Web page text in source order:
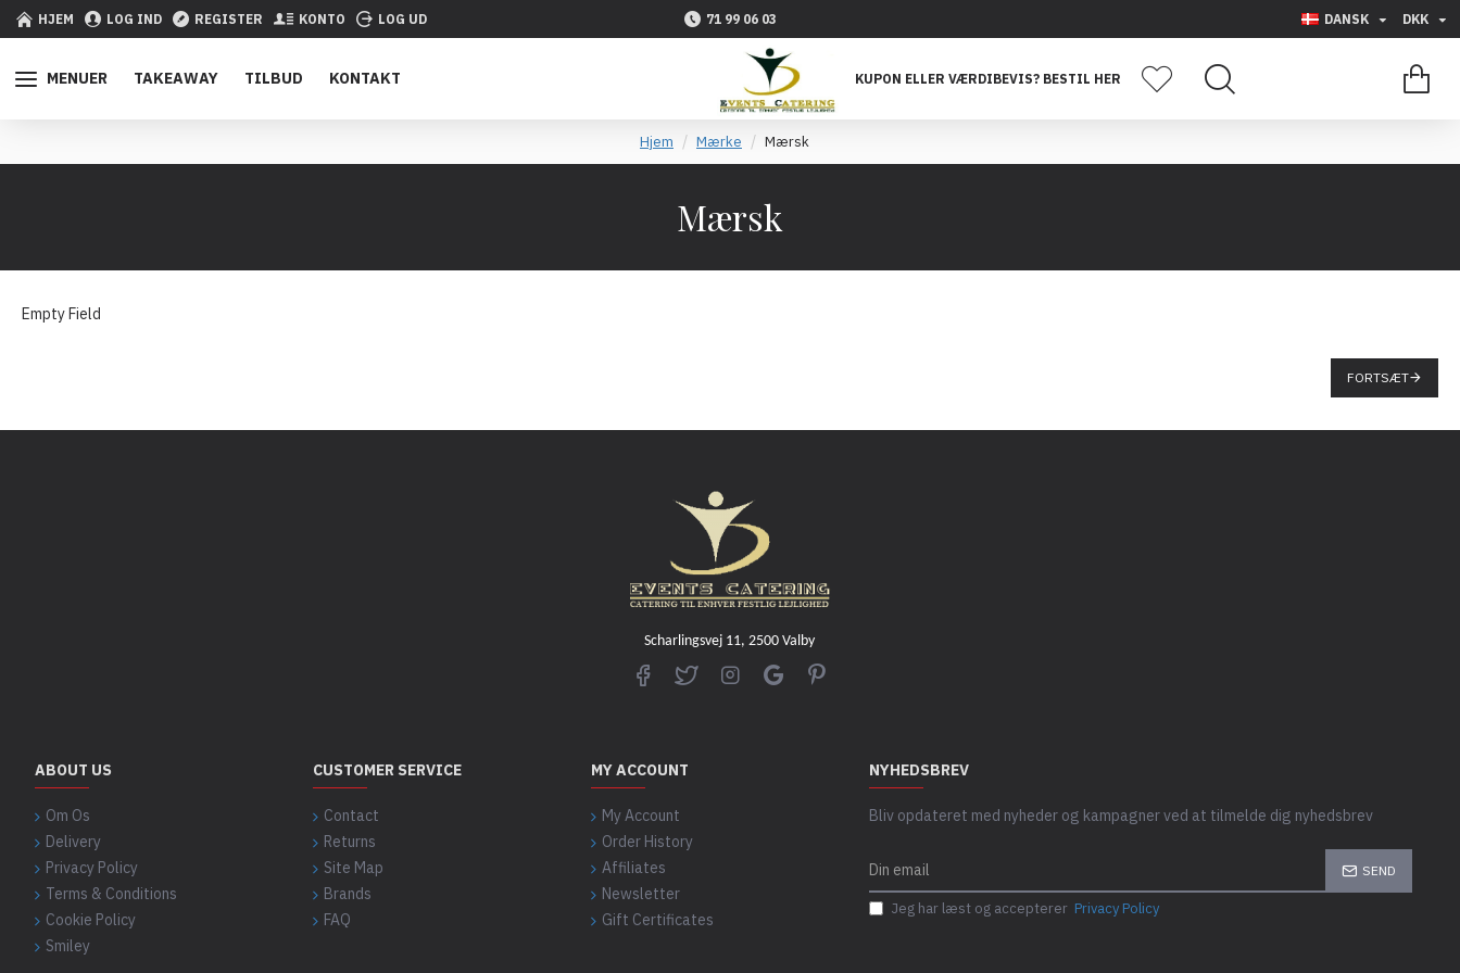
HJEM LOG IND REGISTER KONTO LOG UD 71 99 06 03 DANSK DKK
MENUER TAKEAWAY TILBUD KONTAKT KUPON ELLER VÆRDIBEVIS? BESTIL HER
Hjem Mærke Mærsk
Mærsk
Empty Field
FORTSÆT
Scharlingsvej 11, 2500 Valby
ABOUT US
Om Os
Delivery
Privacy Policy
Terms & Conditions
Cookie Policy
Smiley
CUSTOMER SERVICE
Contact
Returns
Site Map
Brands
FAQ
MY ACCOUNT
My Account
Order History
Affiliates
Newsletter
Gift Certificates
NYHEDSBREV
Bliv opdateret med nyheder og kampagner ved at tilmelde dig nyhedsbrev
SEND
Jeg har læst og accepterer Privacy Policy